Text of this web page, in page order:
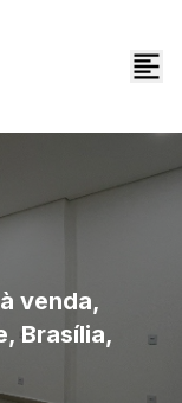
venda,
Brasília,